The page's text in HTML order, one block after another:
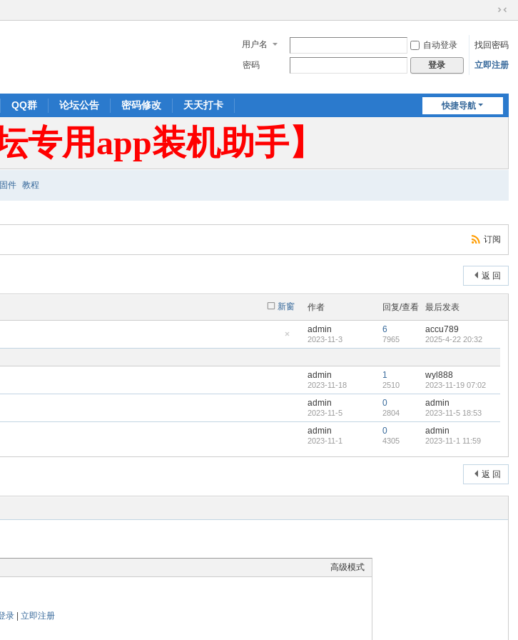
切
到
窄
用户名 自动登录
找回密码
密码
登录 立即注册
快捷导航
QQ群 论坛公告 密码修改 天天打卡
专用app装机助手】
固件 教程
订阅
返 回
新窗 作者 回复/查看 最后发表
藏
顶
admin
2023-11-3
6
7965
accu789
2025-4-22 20:32
admin
2023-11-18
1
2510
wyl888
2023-11-19 07:02
admin
2023-11-5
0
2804
admin
2023-11-5 18:53
admin
2023-11-1
0
4305
admin
2023-11-1 11:59
返 回
高级模式
录| 立即注册